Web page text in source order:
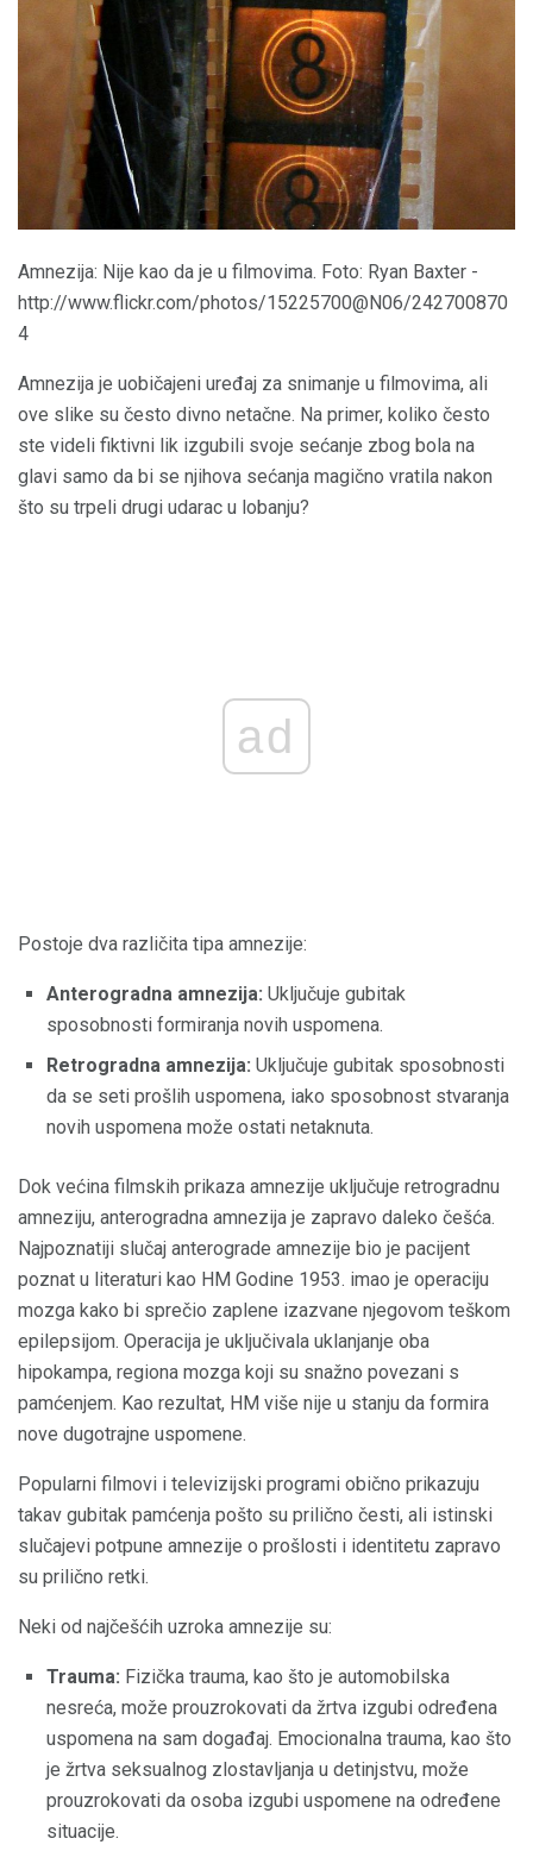
Amnezija: Nije kao da je u filmovima. Foto: Ryan Baxter -
http://www.flickr.com/photos/15225700@N06/242700870
4
Amnezija je uobičajeni uređaj za snimanje u filmovima, ali
ove slike su često divno netačne. Na primer, koliko često
ste videli fiktivni lik izgubili svoje sećanje zbog bola na
glavi samo da bi se njihova sećanja magično vratila nakon
što su trpeli drugi udarac u lobanju?
ad
Postoje dva različita tipa amnezije:
Anterogradna amnezija: Uključuje gubitak
sposobnosti formiranja novih uspomena.
Retrogradna amnezija: Uključuje gubitak sposobnosti
da se seti prošlih uspomena, iako sposobnost stvaranja
novih uspomena može ostati netaknuta.
Dok većina filmskih prikaza amnezije uključuje retrogradnu
amneziju, anterogradna amnezija je zapravo daleko češća.
Najpoznatiji slučaj anterograde amnezije bio je pacijent
poznat u literaturi kao HM Godine 1953. imao je operaciju
mozga kako bi sprečio zaplene izazvane njegovom teškom
epilepsijom. Operacija je uključivala uklanjanje oba
hipokampa, regiona mozga koji su snažno povezani s
pamćenjem. Kao rezultat, HM više nije u stanju da formira
nove dugotrajne uspomene.
Popularni filmovi i televizijski programi obično prikazuju
takav gubitak pamćenja pošto su prilično česti, ali istinski
slučajevi potpune amnezije o prošlosti i identitetu zapravo
su prilično retki.
Neki od najčešćih uzroka amnezije su:
Trauma: Fizička trauma, kao što je automobilska
nesreća, može prouzrokovati da žrtva izgubi određena
uspomena na sam događaj. Emocionalna trauma, kao što
je žrtva seksualnog zlostavljanja u detinjstvu, može
prouzrokovati da osoba izgubi uspomene na određene
situacije.